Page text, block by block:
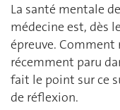
La santé mentale
médecine est, dès
épreuve.
récemment paru
fait le point sur ce
de réflexion.